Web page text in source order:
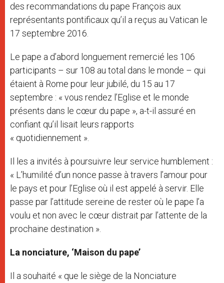
des recommandations du pape François aux
représentants pontificaux qu’il a reçus au Vatican le
17 septembre 2016.
Le pape a d’abord longuement remercié les 106
participants – sur 108 au total dans le monde – qui
étaient à Rome pour leur jubilé, du 15 au 17
septembre : « vous rendez l’Eglise et le monde
présents dans le cœur du pape », a-t-il assuré en
confiant qu’il lisait leurs rapports
« quotidiennement ».
Il les a invités à poursuivre leur service humblement :
« L’humilité d’un nonce passe à travers l’amour pour
le pays et pour l’Eglise où il est appelé à servir. Elle
passe par l’attitude sereine de rester où le pape l’a
voulu et non avec le cœur distrait par l’attente de la
prochaine destination ».
La nonciature, ‘Maison du pape’
Il a souhaité « que le siège de la Nonciature